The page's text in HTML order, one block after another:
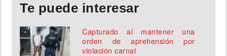
Te puede interesar
Capturado al mantener una
orden de aprehensión por
violación carnal